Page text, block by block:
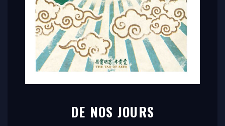
DE NOS JOURS